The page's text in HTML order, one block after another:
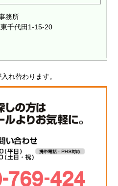
務所
千代田1-15-20
れ替わります。